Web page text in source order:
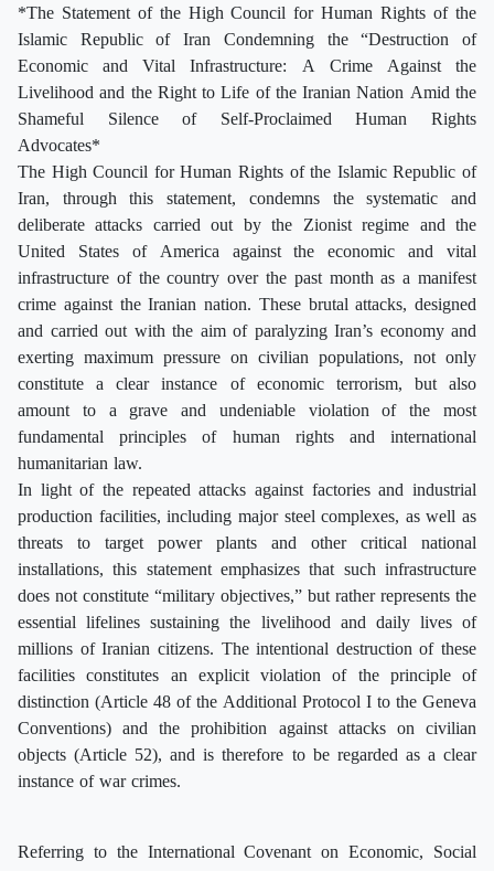
*The Statement of the High Council for Human Rights of the
Islamic Republic of Iran Condemning the “Destruction of
Economic and Vital Infrastructure: A Crime Against the
Livelihood and the Right to Life of the Iranian Nation Amid the
Shameful Silence of Self-Proclaimed Human Rights
Advocates*
The High Council for Human Rights of the Islamic Republic of
Iran, through this statement, condemns the systematic and
deliberate attacks carried out by the Zionist regime and the
United States of America against the economic and vital
infrastructure of the country over the past month as a manifest
crime against the Iranian nation. These brutal attacks, designed
and carried out with the aim of paralyzing Iran’s economy and
exerting maximum pressure on civilian populations, not only
constitute a clear instance of economic terrorism, but also
amount to a grave and undeniable violation of the most
fundamental principles of human rights and international
humanitarian law.
In light of the repeated attacks against factories and industrial
production facilities, including major steel complexes, as well as
threats to target power plants and other critical national
installations, this statement emphasizes that such infrastructure
does not constitute “military objectives,” but rather represents the
essential lifelines sustaining the livelihood and daily lives of
millions of Iranian citizens. The intentional destruction of these
facilities constitutes an explicit violation of the principle of
distinction (Article 48 of the Additional Protocol I to the Geneva
Conventions) and the prohibition against attacks on civilian
objects (Article 52), and is therefore to be regarded as a clear
instance of war crimes.
Referring to the International Covenant on Economic, Social